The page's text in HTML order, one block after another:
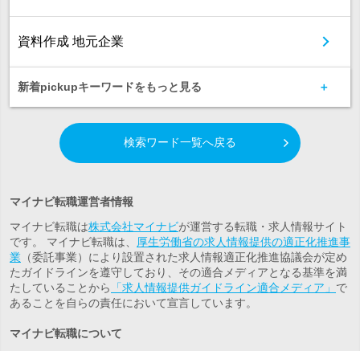
資料作成 地元企業
新着pickupキーワードをもっと見る
検索ワード一覧へ戻る
マイナビ転職運営者情報
マイナビ転職は株式会社マイナビが運営する転職・求人情報サイト
です。 マイナビ転職は、
厚生労働省の求人情報提供の適正化推進事
業 （委託事業）により設置された求人情報適正化推進協議会が定め
たガイドラインを遵守しており、その適合メディアとなる基準を満
たしていることから
「求人情報提供ガイドライン適合メディア」 で
あることを自らの責任において宣言しています。
マイナビ転職について